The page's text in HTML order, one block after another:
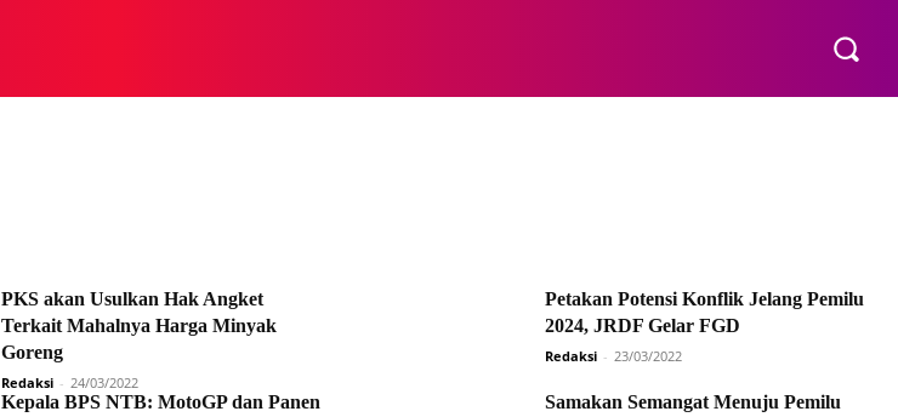
PKS akan Usulkan Hak Angket
Terkait Mahalnya Harga Minyak
Goreng
Redaksi - 24/03/2022
Petakan Potensi Konflik Jelang Pemilu
2024, JRDF Gelar FGD
Redaksi - 23/03/2022
Kepala BPS NTB: MotoGP dan Panen
Samakan Semangat Menuju Pemilu